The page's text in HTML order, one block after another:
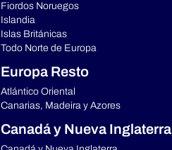
Fiordos Noruegos
Islandia
Islas Británicas
Todo Norte de Europa
Europa Resto
Atlántico Oriental
Canarias, Madeira y Azores
Canadá y Nueva Inglaterra